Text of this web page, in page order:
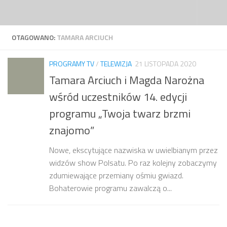
OTAGOWANO:TAMARA ARCIUCH
PROGRAMY TV/TELEWIZJA 21 LISTOPADA 2020
Tamara Arciuch i Magda Narożna
wśród uczestników 14. edycji
programu „Twoja twarz brzmi
znajomo”
Nowe, ekscytujące nazwiska w uwielbianym przez
widzów show Polsatu. Po raz kolejny zobaczymy
zdumiewające przemiany ośmiu gwiazd.
Bohaterowie programu zawalczą o...